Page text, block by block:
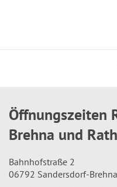
Öffnungszeiten
Brehna und
Bahnhofstraße 2
06792 Sandersdorf-Brehna